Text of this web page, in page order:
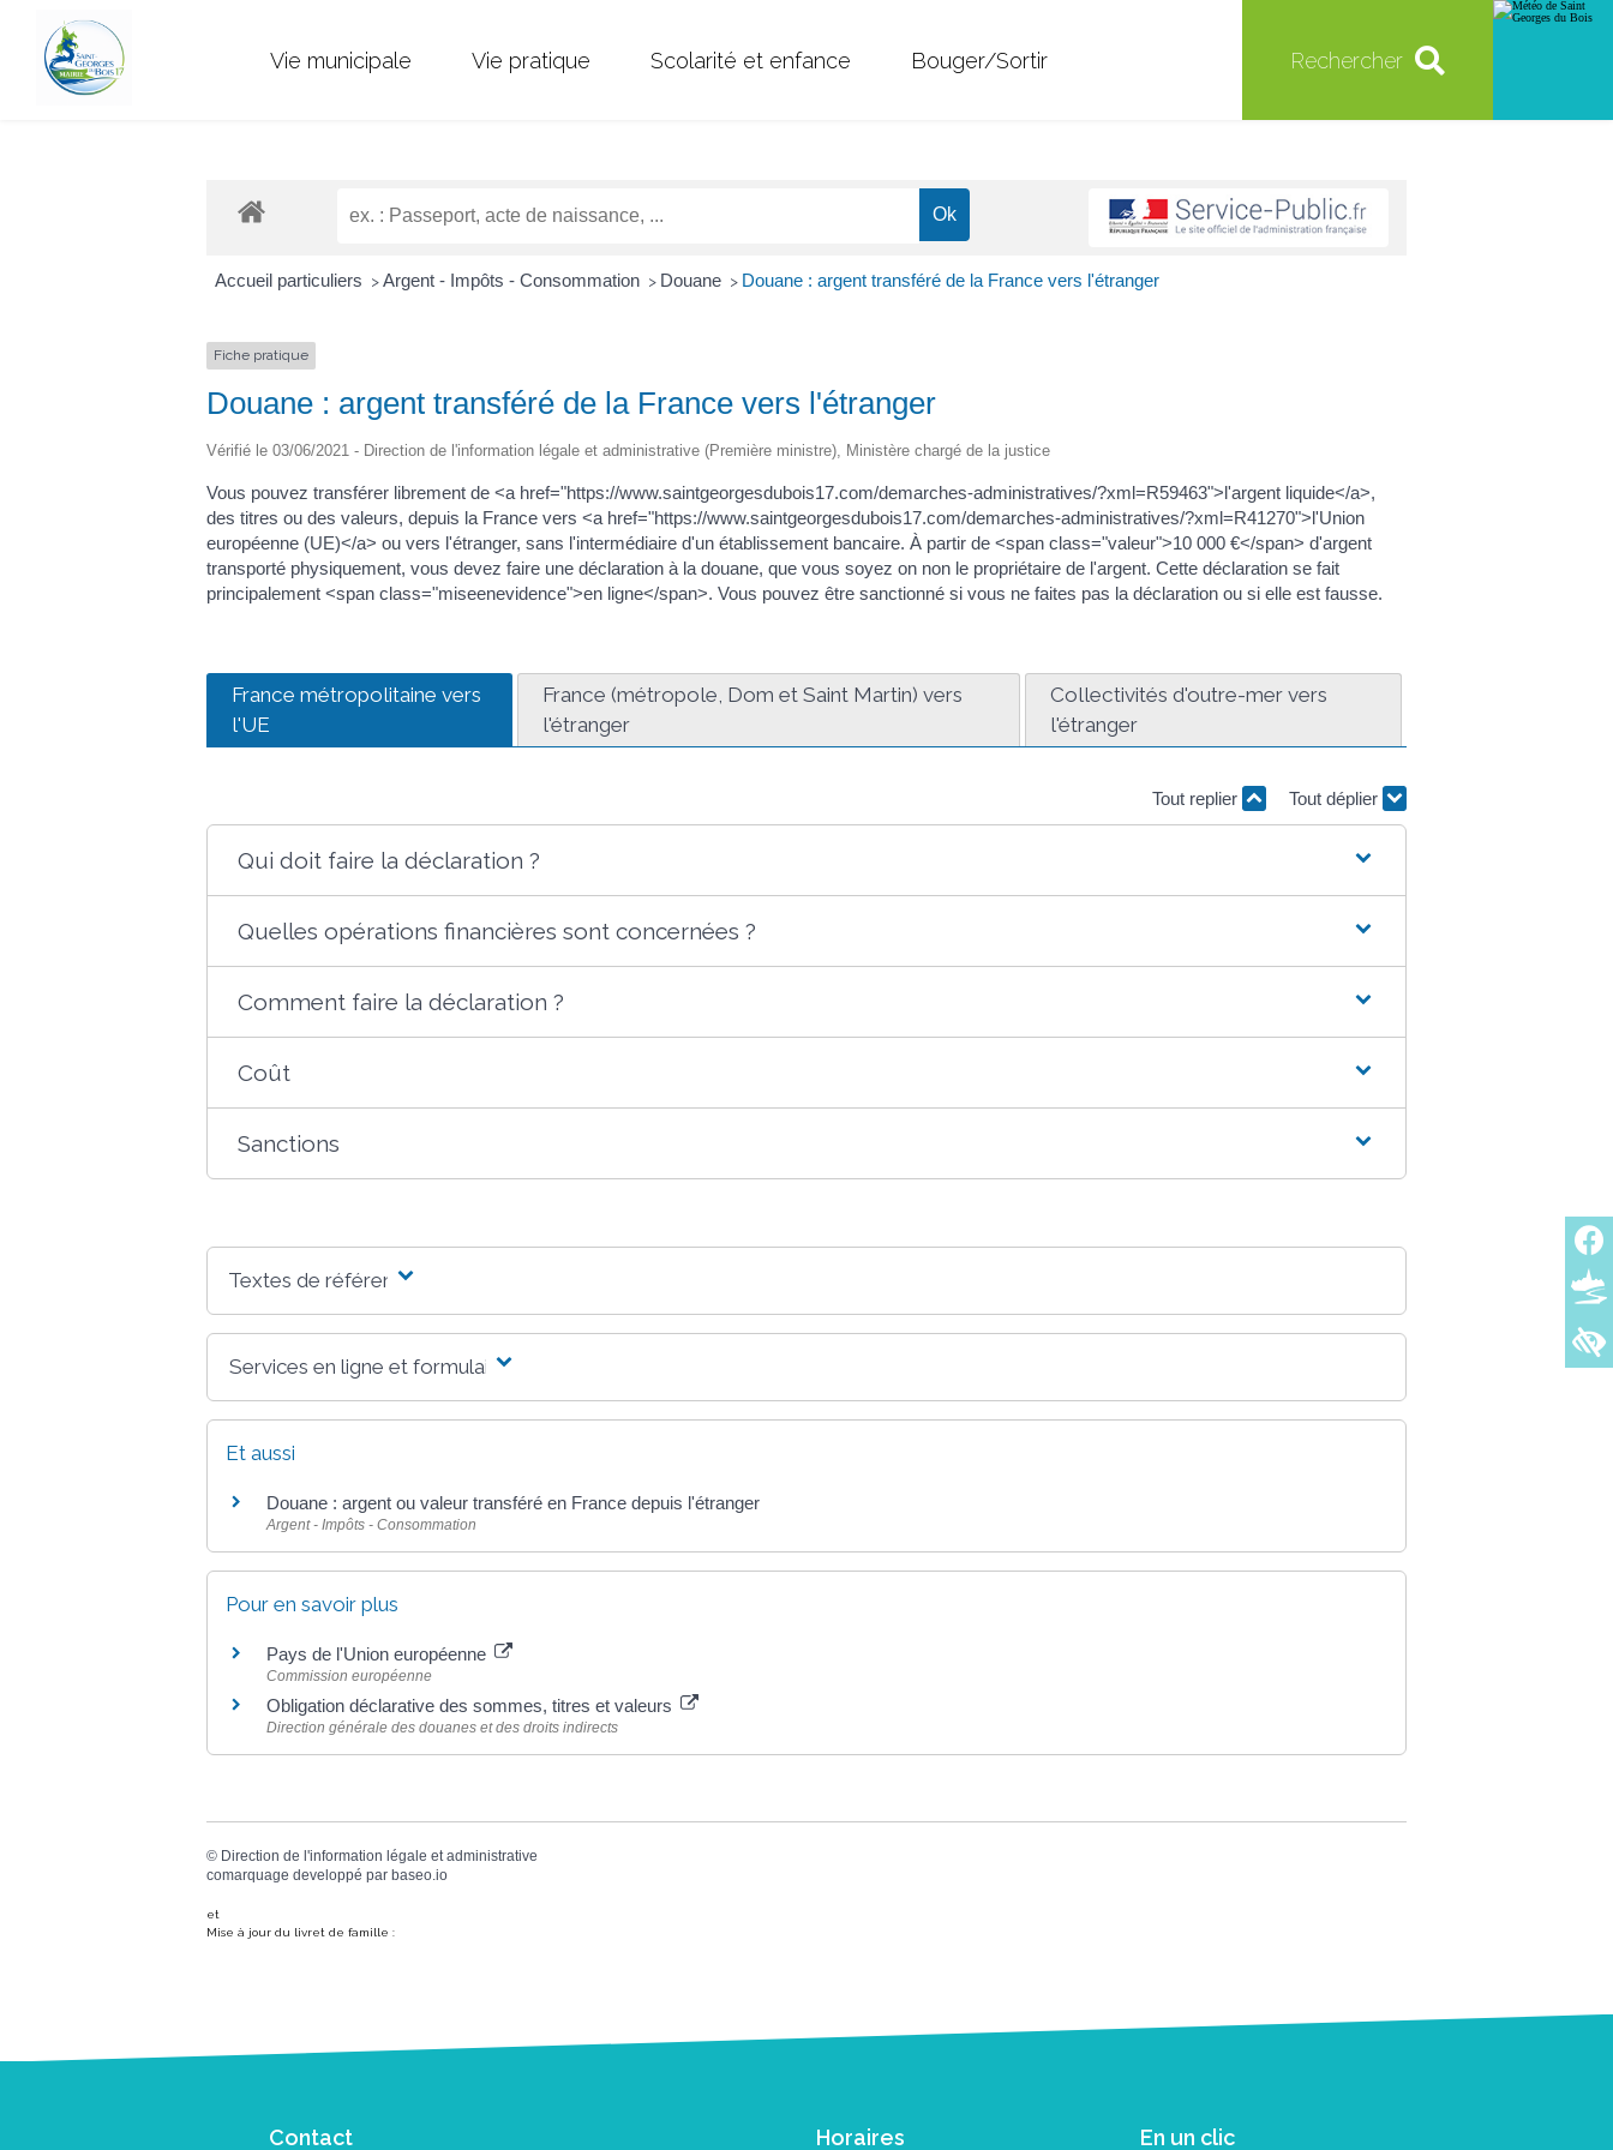
Vie municipale Vie pratique Scolarité et enfance Bouger/Sortir Rechercher
Accueil particuliers > Argent - Impôts - Consommation > Douane > Douane : argent transféré de la France vers l'étranger
Fiche pratique
Douane : argent transféré de la France vers l'étranger
Vérifié le 03/06/2021 - Direction de l'information légale et administrative (Première ministre), Ministère chargé de la justice
Vous pouvez transférer librement de <a href="https://www.saintgeorgesdubois17.com/demarches-administratives/?xml=R59463">l'argent liquide</a>,
des titres ou des valeurs, depuis la France vers <a href="https://www.saintgeorgesdubois17.com/demarches-administratives/?xml=R41270">l'Union
européenne (UE)</a> ou vers l'étranger, sans l'intermédiaire d'un établissement bancaire. À partir de <span class="valeur">10 000 €</span> d'argent
transporté physiquement, vous devez faire une déclaration à la douane, que vous soyez on non le propriétaire de l'argent. Cette déclaration se fait
principalement <span class="miseenevidence">en ligne</span>. Vous pouvez être sanctionné si vous ne faites pas la déclaration ou si elle est fausse.
France métropolitaine vers
l'UE
France (métropole, Dom et Saint Martin) vers
l'étranger
Collectivités d'outre-mer vers
l'étranger
Tout replier Tout déplier
Qui doit faire la déclaration ?
Quelles opérations financières sont concernées ?
Comment faire la déclaration ?
Coût
Sanctions
Textes de référence
Services en ligne et formulaires
Et aussi
Douane : argent ou valeur transféré en France depuis l'étranger
Argent - Impôts - Consommation
Pour en savoir plus
Pays de l'Union européenne
Commission européenne
Obligation déclarative des sommes, titres et valeurs
Direction générale des douanes et des droits indirects
© Direction de l'information légale et administrative
comarquage developpé par baseo.io
et
Mise à jour du livret de famille :
Contact Horaires En un clic